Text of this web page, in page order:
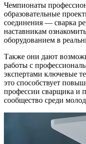
Чемпионаты
образовательные
соединения — сварка
наставникам
оборудованием в
Также они дают
работы с
экспертами ключевые
это способствует
профессии сварщика и
сообщество среди